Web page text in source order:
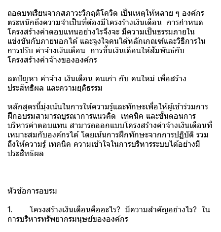
ถอดบทเรียนจากสภาวะวิกฤติโควิด เป็นเหตุให้หลาย ๆ องค์กร
ตระหนักถึงความจำเป็นที่ต้องมีโครงร้างเงินเดือน การกำหนด
โครงสร้างค่าตอบแทนอย่างไรจึงจะ มีความเป็นธรรมภายใน
แข่งขันกับภายนอกได้ และจูงใจคนได้หลักเกณฑ์และวิธีการใน
การปรับ ค่าจ้างเงินเดือน การขึ้นเงินเดือนให้สัมพันธ์กับ
โครงสร้างค่าจ้างขององค์กร
ลดปัญหา ค่าจ้าง เงินเดือน คนเก่า กับ คนใหม่ เพื่อสร้าง
ประสิทธิผล และความยุติธรรม
หลักสูตรนี้มุ่งเน้นในการให้ความรู้และทักษะเพื่อให้ผู้เข้าร่วมการ
ฝึกอบรมสามารถบูรณาการแนวคิด เทคนิค และขั้นตอนการ
บริหารค่าตอบแทน สามารถออกแบบโครงสร้างค่าจ้างเงินเดือนที่
เหมาะสมกับองค์กรได้ โดยเน้นการฝึกทักษะจากการปฏิบัติ รวม
ถึงให้ความรู้ เทคนิค ความเข้าใจในการบริหารระบบได้อย่างมี
ประสิทธิผล
หัวข้อการอบรม
1. โครงสร้างเงินเดือนคืออะไร? มีความสำคัญอย่างไร? ใน
การบริหารทรัพยากรมนุษย์ขององค์กร